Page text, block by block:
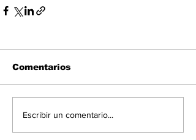
Comentarios
Escribir un comentario...